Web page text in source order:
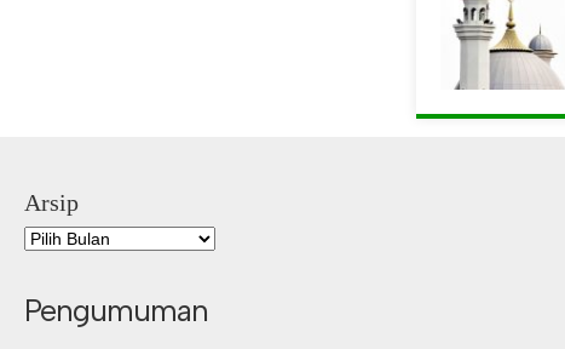
Arsip
Pengumuman